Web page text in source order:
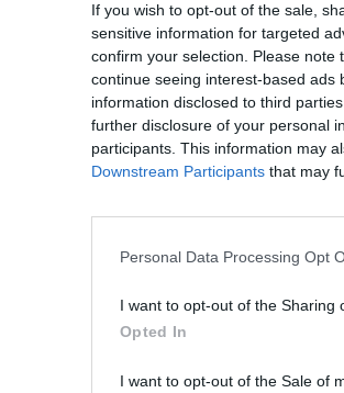
If you wish to opt-out of the sale,
sensitive information for targeted
confirm your selection. Please
continue seeing interest-based ads
information disclosed to third
further disclosure of your personal
participants. This information may
Downstream Participants that may
Personal Data Processing Opt
I want to opt-out of the Sharing
Opted In
I want to opt-out of the Sale of
sub sechestru. Potrivit reconstituirilor
specializată în sudura
exploatați în muncă și neplătiți,
români, sclavi în fabrica lagăr din Abruzzo.